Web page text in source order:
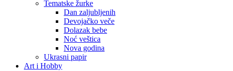
Tematske žurke
Dan zaljubljenih
Devojačko veče
Dolazak bebe
Noć veštica
Nova godina
Ukrasni papir
Art i Hobby